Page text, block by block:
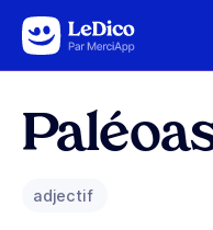
Aller au contenu
adjectif